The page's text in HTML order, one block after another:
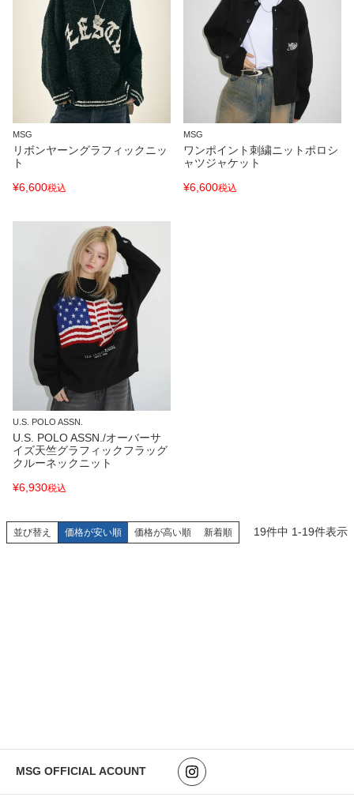
MSG
リボンヤーングラフィックニッ
ト
¥6,600税込
MSG
ワンポイント刺繍ニットポロシ
ャツジャケット
¥6,600税込
U.S. POLO ASSN.
U.S. POLO ASSN./オーバーサ
イズ天竺グラフィックフラッグ
クルーネックニット
¥6,930税込
並び替え 価格が安い順 価格が高い順 新着順 19件中 1-19件表示
MSG OFFICIAL ACOUNT